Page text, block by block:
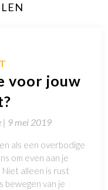
voor jouw
| 9 mei 2019
als een overbodige
om even aan je
alleen is rust
bewegen van je